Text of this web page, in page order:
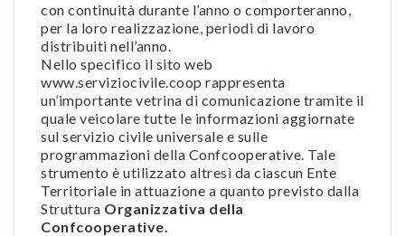
con continuità durante l’anno o comporteranno,
per la loro realizzazione, periodi di lavoro
distribuiti nell’anno.
Nello specifico il sito web
www.serviziocivile.coop rappresenta
un’importante vetrina di comunicazione tramite il
quale veicolare tutte le informazioni aggiornate
sul servizio civile universale e sulle
programmazioni della Confcooperative. Tale
strumento è utilizzato altresì da ciascun Ente
Territoriale in attuazione a quanto previsto dalla
Struttura Organizzativa della
Confcooperative.